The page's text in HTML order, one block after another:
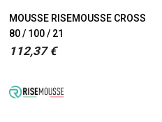
MOUSSE RISEMOUSSE CROSS
80 / 100 / 21
112,37 €